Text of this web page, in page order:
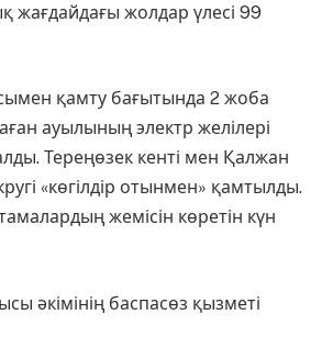
жағдайдағы жолдар үлесі 99
қамту бағытында 2 жоба
ауылының электр желілері
Тереңөзек кенті мен Қалжан
«көгілдір отынмен» қамтылды.
жемісін көретін күн
әкімінің баспасөз қызметі